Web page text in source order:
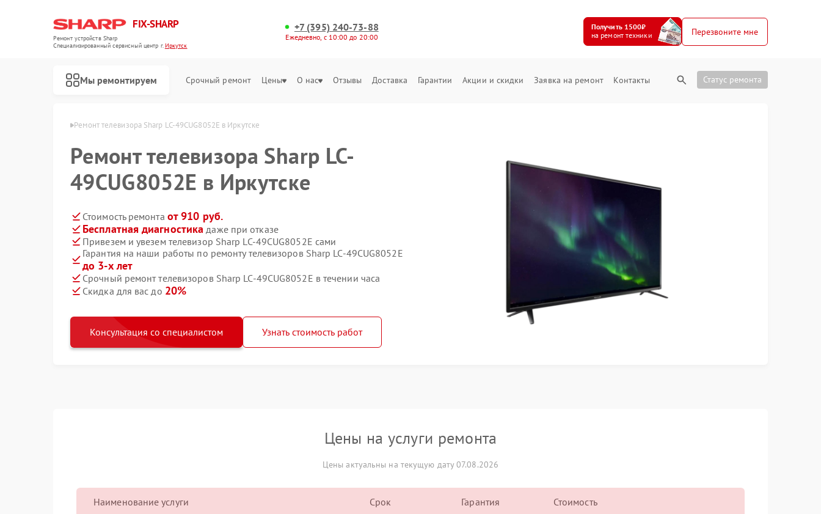
FIX-SHARP
Ремонт устройств Sharp
Специализированный cервисный центр г.Иркутск
+7 (395) 240-73-88
Ежедневно, с 10:00 до 20:00
Получить 1500₽
на ремонт техники
Перезвоните мне
Мы ремонтируем Срочный ремонт Цены О нас Отзывы Доставка Гарантии Акции и скидки Заявка на ремонт Контакты Статус ремонта
Sharp в Иркутске Ремонт телевизора Sharp LC-49CUG8052E в Иркутске
Ремонт телевизора Sharp LC-
49CUG8052E в Иркутске
Стоимость ремонта от 910 руб.
Бесплатная диагностика даже при отказе
Привезем и увезем телевизор Sharp LC-49CUG8052E сами
Гарантия на наши работы по ремонту телевизоров Sharp LC-49CUG8052E
до 3-х лет
Срочный ремонт телевизоров Sharp LC-49CUG8052E в течении часа
Скидка для вас до 20%
Консультация со специалистом Узнать стоимость работ
Цены на услуги ремонта
Цены актуальны на текущую дату 07.08.2026
Наименование услуги Срок Гарантия Стоимость